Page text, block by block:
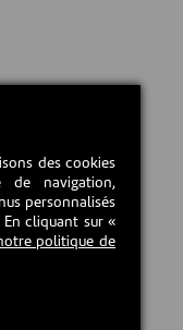
des cookies
de navigation,
personnalisés
cliquant sur «
politique de